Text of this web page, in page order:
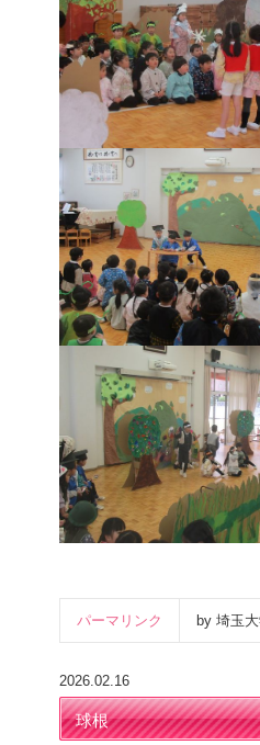
パーマリンク by 埼玉
2026.02.16
球根